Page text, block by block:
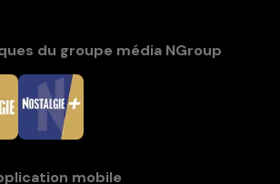
du groupe média NGroup
mobile